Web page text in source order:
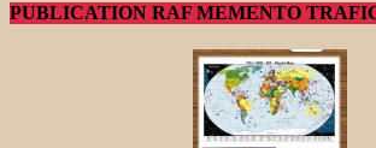
PUBLICATION RAF MEMENTO